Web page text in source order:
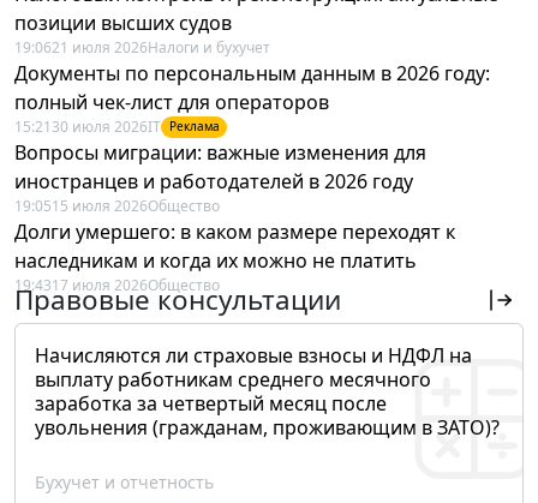
позиции высших судов
19:0621 июля 2026Налоги и бухучет
Документы по персональным данным в 2026 году:
полный чек-лист для операторов
15:21 30 июля 2026IT Реклама
Вопросы миграции: важные изменения для
иностранцев и работодателей в 2026 году
19:0515 июля 2026Общество
Долги умершего: в каком размере переходят к
наследникам и когда их можно не платить
19:4317 июля 2026Общество
Правовые консультации
Начисляются ли страховые взносы и НДФЛ на
выплату работникам среднего месячного
заработка за четвертый месяц после
увольнения (гражданам, проживающим в ЗАТО)?
Бухучет и отчетность